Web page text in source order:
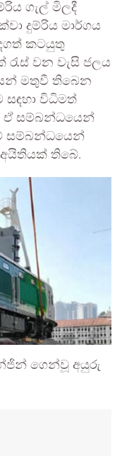
ගැල් මිලදී
දුම්රිය මාර්ගය
කටයුතු
වන වැසි ජලය
මතුවී තිබෙන
සඳහා විධිමත්
ඒ සම්බන්ධයෙන්
සම්බන්ධයෙන්
තිබේ.
ගෙන්වූ අයුරු